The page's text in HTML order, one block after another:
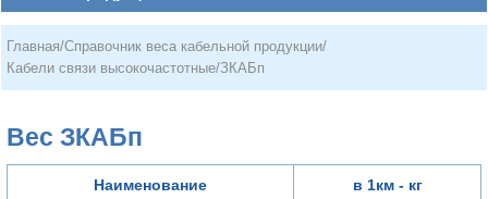
Главная/Справочник веса кабельной продукции/
Кабели связи высокочастотные/ЗКАБп
Вес ЗКАБп
Наименование в 1км - кг